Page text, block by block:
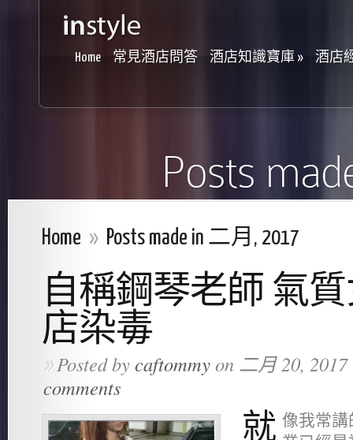
Home 常見酒店問答 酒店知識寶庫 » 酒店
Posts
Home » Posts made in 二月, 2017
自稱鋼琴老師 氣
店染毒
»Posted bycaftommyon 二月 20,
comments
就 像我常講